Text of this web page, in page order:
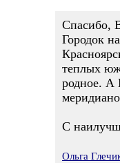
Спасибо,
Городок
теплых
родное. А
С
Ольга